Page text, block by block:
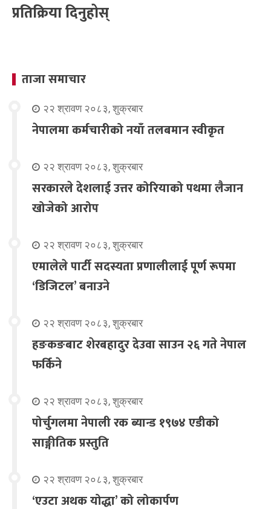
प्रतिक्रिया दिनुहोस्
ताजा समाचार
२२ श्रावण २०८३, शुक्रबार
नेपालमा कर्मचारीको नयाँ तलबमान स्वीकृत
२२ श्रावण २०८३, शुक्रबार
सरकारले देशलाई उत्तर कोरियाको पथमा लैजान
खोजेको आरोप
२२ श्रावण २०८३, शुक्रबार
एमालेले पार्टी सदस्यता प्रणालीलाई पूर्ण रूपमा
‘डिजिटल’ बनाउने
२२ श्रावण २०८३, शुक्रबार
हङकङबाट शेरबहादुर देउवा साउन २६ गते नेपाल
फर्किने
२२ श्रावण २०८३, शुक्रबार
पोर्चुगलमा नेपाली रक ब्यान्ड १९७४ एडीको
साङ्गीतिक प्रस्तुति
२२ श्रावण २०८३, शुक्रबार
‘एउटा अथक योद्धा’ को लोकार्पण